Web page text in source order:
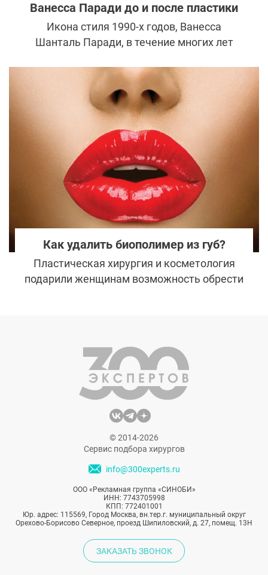
Ванесса Паради до и после пластики
Икона стиля 1990-х годов, Ванесса
Шанталь Паради, в течение многих лет
очарования, завоевав не только Джонни
Деппа, но и сердца миллионов
поклонников. Давайте посмотрим, как
изменилась внешность Паради с течением
времени, и узнаем секреты красоты
француженки.
Как удалить биополимер из губ?
Пластическая хирургия и косметология
подарили женщинам возможность обрести
вреда, чем пользы. И современные
пластические хирурги все чаще и чаще
сталкиваются с последствиями введенных
в прошлом биополимеров.
© 2014-2026
Сервис подбора хирургов
info@300experts.ru
ООО «Рекламная группа «СИНОБИ»
ИНН: 7743705998
КПП: 772401001
Юр. адрес: 115569, Город Москва, вн.тер.г. муниципальный округ
Орехово-Борисово Северное, проезд Шипиловский, д. 27, помещ. 13Н
ЗАКАЗАТЬ ЗВОНОК